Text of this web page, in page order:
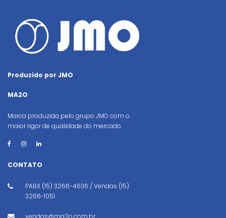
Produzido por JMO
MA2O
Marca produzida pelo grupo JMO com o
maior rigor de qualidade do mercado.
CONTATO
PABX (15) 3266-4636 / Vendas (15)
3266-1051
vendas@ma2o.com.br